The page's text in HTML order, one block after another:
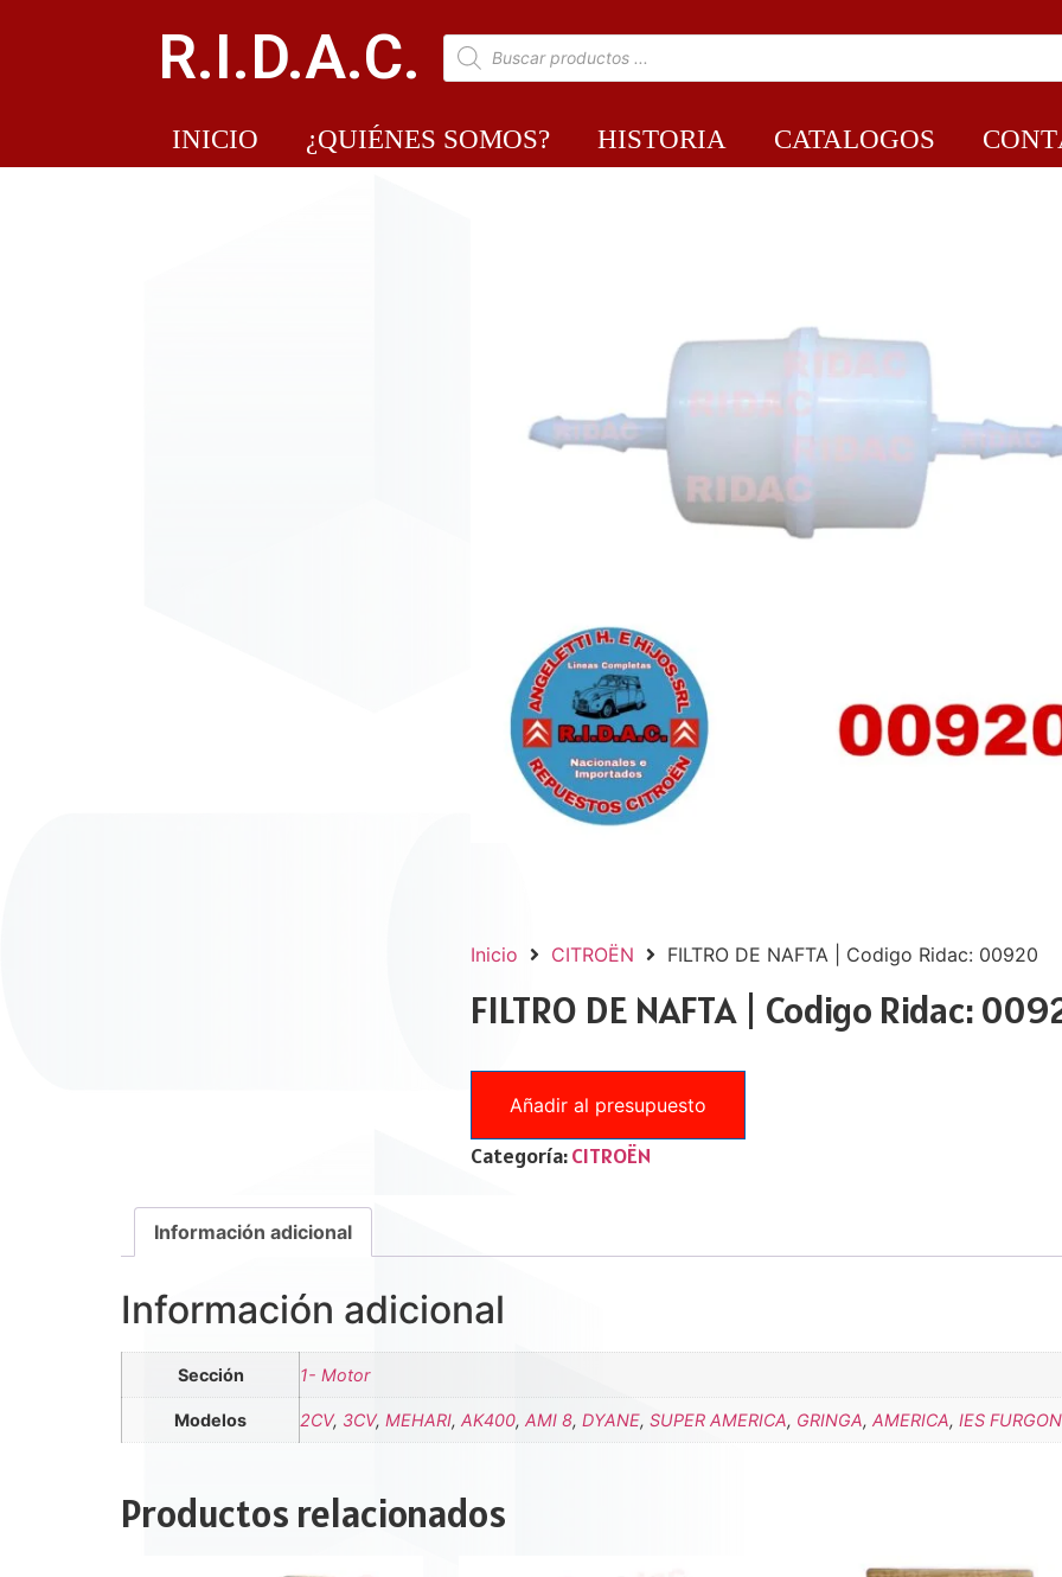
R.I.D.A.C.
INICIO ¿QUIÉNES SOMOS? HISTORIA CATALOGOS
Inicio CITROËN FILTRO DE NAFTA | Codigo Ridac: 00920
FILTRO DE NAFTA | Codigo Ridac:
Añadir al presupuesto
Categoría:CITROËN
Información adicional
Información adicional
Sección 1- Motor
Modelos 2CV, 3CV, MEHARI, AK400, AMI 8, DYANE, SUPER AMERICA, GRINGA, AMERICA, IES FURGON
Productos relacionados